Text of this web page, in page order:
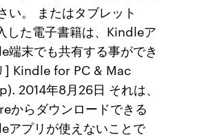
い。 またはタブレット
した電子書籍は、Kindleア
端末でも共有する事ができ
] Kindle for PC & Mac
2014年8月26日 それは、
からダウンロードできる
アプリが使えないことで